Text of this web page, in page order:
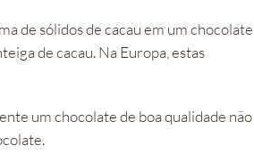
de sólidos de cacau em um chocolate
de cacau. Na Europa, estas
um chocolate de boa qualidade não